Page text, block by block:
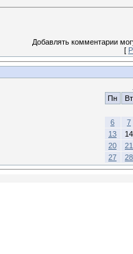
Добавлять комментарии
[
Пн
Вт
6
7
13
14
20
21
27
28